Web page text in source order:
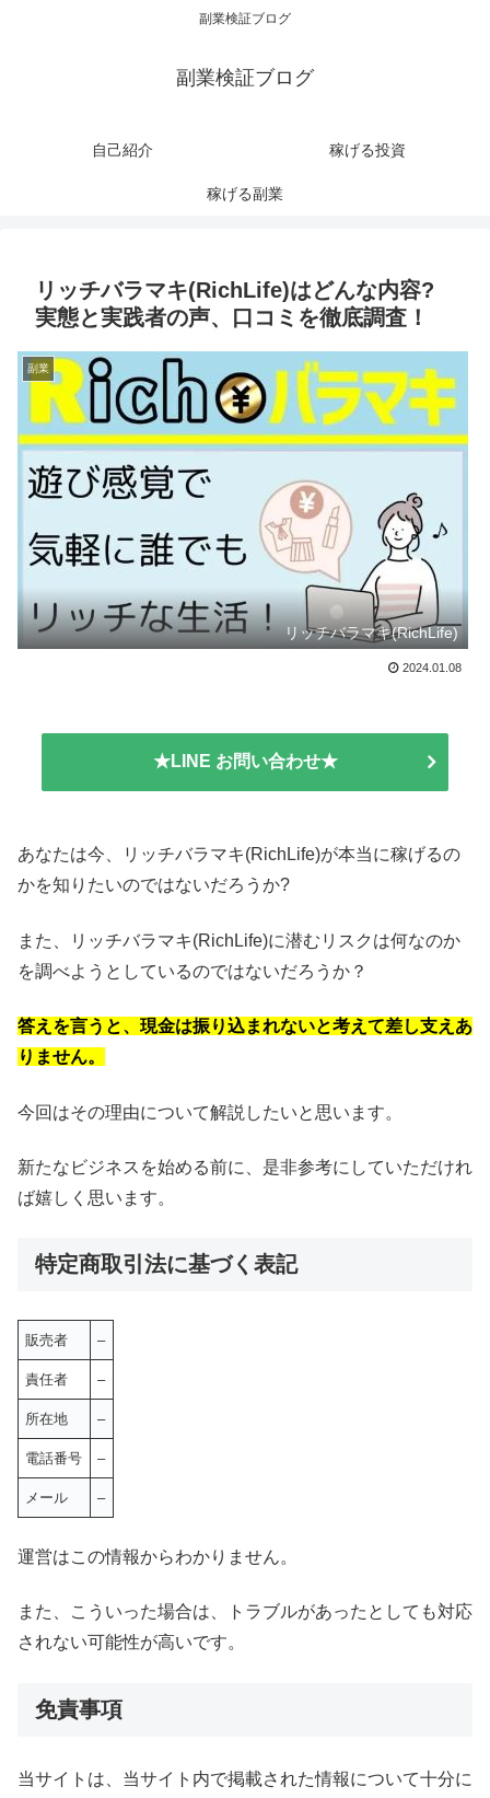
副業検証ブログ
副業検証ブログ
自己紹介 稼げる投資
稼げる副業
リッチバラマキ(RichLife)はどんな内容?
実態と実践者の声、口コミを徹底調査！
副業
リッチバラマキ(RichLife)
2024.01.08
★LINE お問い合わせ★
あなたは今、リッチバラマキ(RichLife)が本当に稼げるの
かを知りたいのではないだろうか?
また、リッチバラマキ(RichLife)に潜むリスクは何なのか
を調べようとしているのではないだろうか？
答えを言うと、現金は振り込まれないと考えて差し支えあ
りません。
今回はその理由について解説したいと思います。
新たなビジネスを始める前に、是非参考にしていただけれ
ば嬉しく思います。
特定商取引法に基づく表記
販売者 –
責任者 –
所在地 –
電話番号 –
メール –
運営はこの情報からわかりません。
また、こういった場合は、トラブルがあったとしても対応
されない可能性が高いです。
免責事項
当サイトは、当サイト内で掲載された情報について十分に